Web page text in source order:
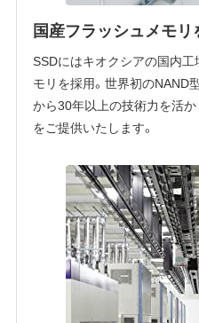
国産フラッシュメモリ
SSDにはキオクシアの国内
モリを採用。世界初のNAND
から30年以上の技術力を活
をご提供いたします。